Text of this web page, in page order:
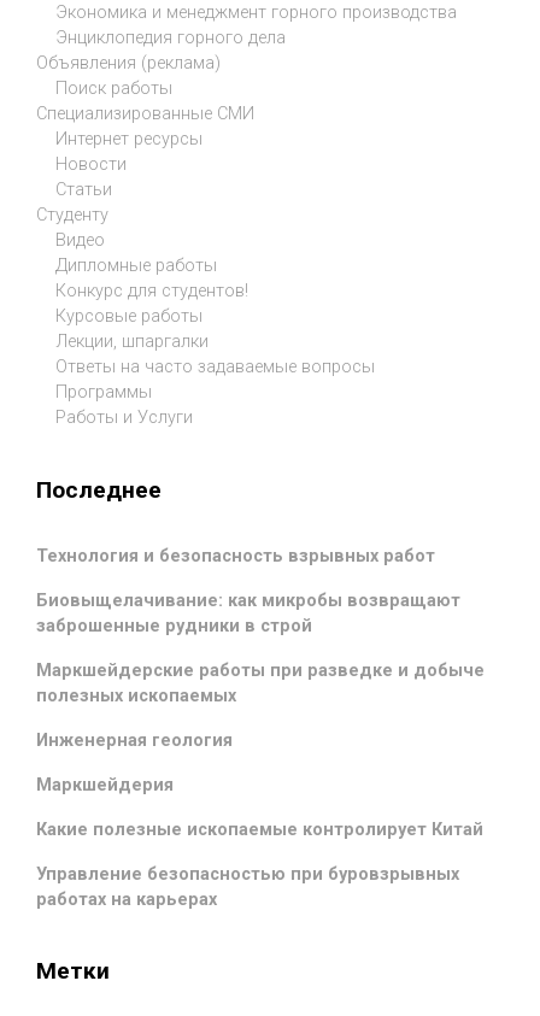
Экономика и менеджмент горного производства
Энциклопедия горного дела
Объявления (реклама)
Поиск работы
Специализированные СМИ
Интернет ресурсы
Новости
Статьи
Студенту
Видео
Дипломные работы
Конкурс для студентов!
Курсовые работы
Лекции, шпаргалки
Ответы на часто задаваемые вопросы
Программы
Работы и Услуги
Последнее
Технология и безопасность взрывных работ
Биовыщелачивание: как микробы возвращают
заброшенные рудники в строй
Маркшейдерские работы при разведке и добыче
полезных ископаемых
Инженерная геология
Маркшейдерия
Какие полезные ископаемые контролирует Китай
Управление безопасностью при буровзрывных
работах на карьерах
Метки